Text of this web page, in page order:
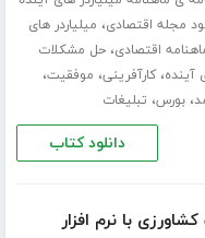
مجله اقتصادی، میلیاردر های
اقتصادی،حل مشکلات
آینده،کارآفرینی، موفقیت،
،بورس، تبلیغات
دانلود کتاب
با نرم افزار